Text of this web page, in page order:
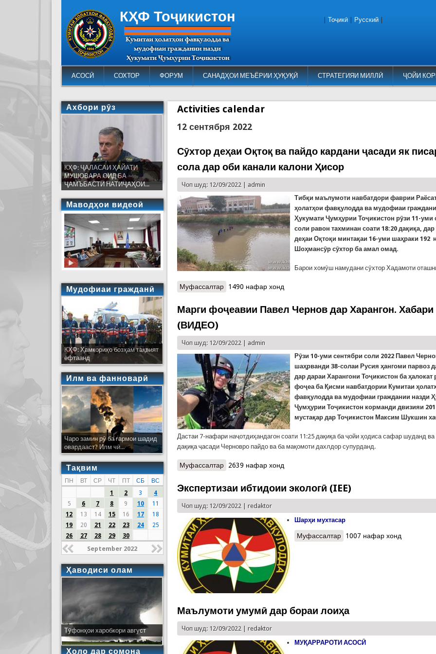
КҲФ Тоҷикистон
АСОСӢ СОХТОР ФОРУМ САНАДҲОИ МЕЪЁРИИ ҲУҚУҚӢ СТРАТЕГИЯИ МИЛЛӢ ҶОЙИ
Тоҷикӣ Русский
Activities calendar
12 сентября 2022
Сӯхтор деҳаи Оқтоқ ва пайдо кардани ҷасади як
сола дар оби канали калони Ҳисор
Чоп шуд: 12/09/2022 | admin
Тибқи маълумоти навбатдори фаврии
ҳолатҳои фавқулодда ва мудофиаи
Ҳукумати Ҷумҳурии Тоҷикистон рӯзи 11-уми
соли равон тахминан соати 18:20 дақиқа, дар
деҳаи Оқтоқи минтақаи 16-уми шаҳраки 192
Шоҳмансӯр сӯхтор ба амал омад.
Барои хомӯш намудани сӯхтор Хадамоти
Муфассалтар о Сӯхтор деҳаи Оқтоқ ва пайдо кардани ҷасади як писари 14-
1490 нафар хонд
Марги фоҷеавии Павел Чернов дар Харангон.
(ВИДЕО)
Чоп шуд: 12/09/2022 | admin
Рӯзи 10-уми сентябри соли 2022 Павел
шаҳрванди 38-солаи Русия ҳангоми парвоз
дар дараи Харангони Тоҷикистон ба ҳалокат
фоҷеа ба Қисми навбатдории Кумитаи
фавқулодда ва мудофиаи граждании назди
Ҷумҳурии Тоҷикистон корманди двизияи
мустақар дар Тоҷикистон Максим Шукшин
Дастаи 7-нафари наҷотдиҳандагон соати 11:25 дақиқа ба ҷойи ҳодиса сафар шуданд ва
дақиқа ҷасади Черновро пайдо ва ба мақомоти дахлдор супурданд.
Муфассалтар о Марги фоҷеавии Павел Чернов дар Харангон. Хабари расмӣ
2639 нафар хонд
Экспертизаи ибтидоии экологӣ (IEE)
Чоп шуд: 12/09/2022 |redaktor
Шарҳи мухтасар
Муфассалтар о Экспертизаи ибтидоии
1007 нафар хонд
Маълумоти умумӣ дар бораи лоиҳа
Чоп шуд: 12/09/2022 |redaktor
МУҚАРРАРОТИ АСОСӢ
Ахбори рӯз
КҲФ: ҶАЛАСАИ ҲАЙАТИ
МУШОВАРА ОИД БА
ҶАМЪБАСТИ НАТИҶАҲОИ...
Маводҳои видеоӣ
Мудофиаи гражданӣ
КҲФ: Ҳамкориҳо бозҳам тақвият
ёфтаанд
Илм ва фанноварӣ
Чаро замин рӯ ба гармои шадид
овардааст? Илм чӣ...
Тақвим
ПН ВТ СР ЧТ ПТ СБ
ВС
1
2 3
4
5
6 7 8 9 10
11
12
13 14 15 16 17
18
19
20 21 22 23 24
25
26
27 28 29 30
September 2022
Ҳаводиси олам
Тӯфонҳои харобкори август
Ҳоло дар сомона